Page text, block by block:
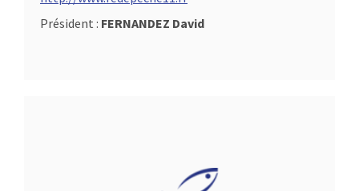
Président : FERNANDEZ David